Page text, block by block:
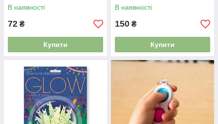
В наявності
72 ₴
Купити
В наявності
150 ₴
Купити